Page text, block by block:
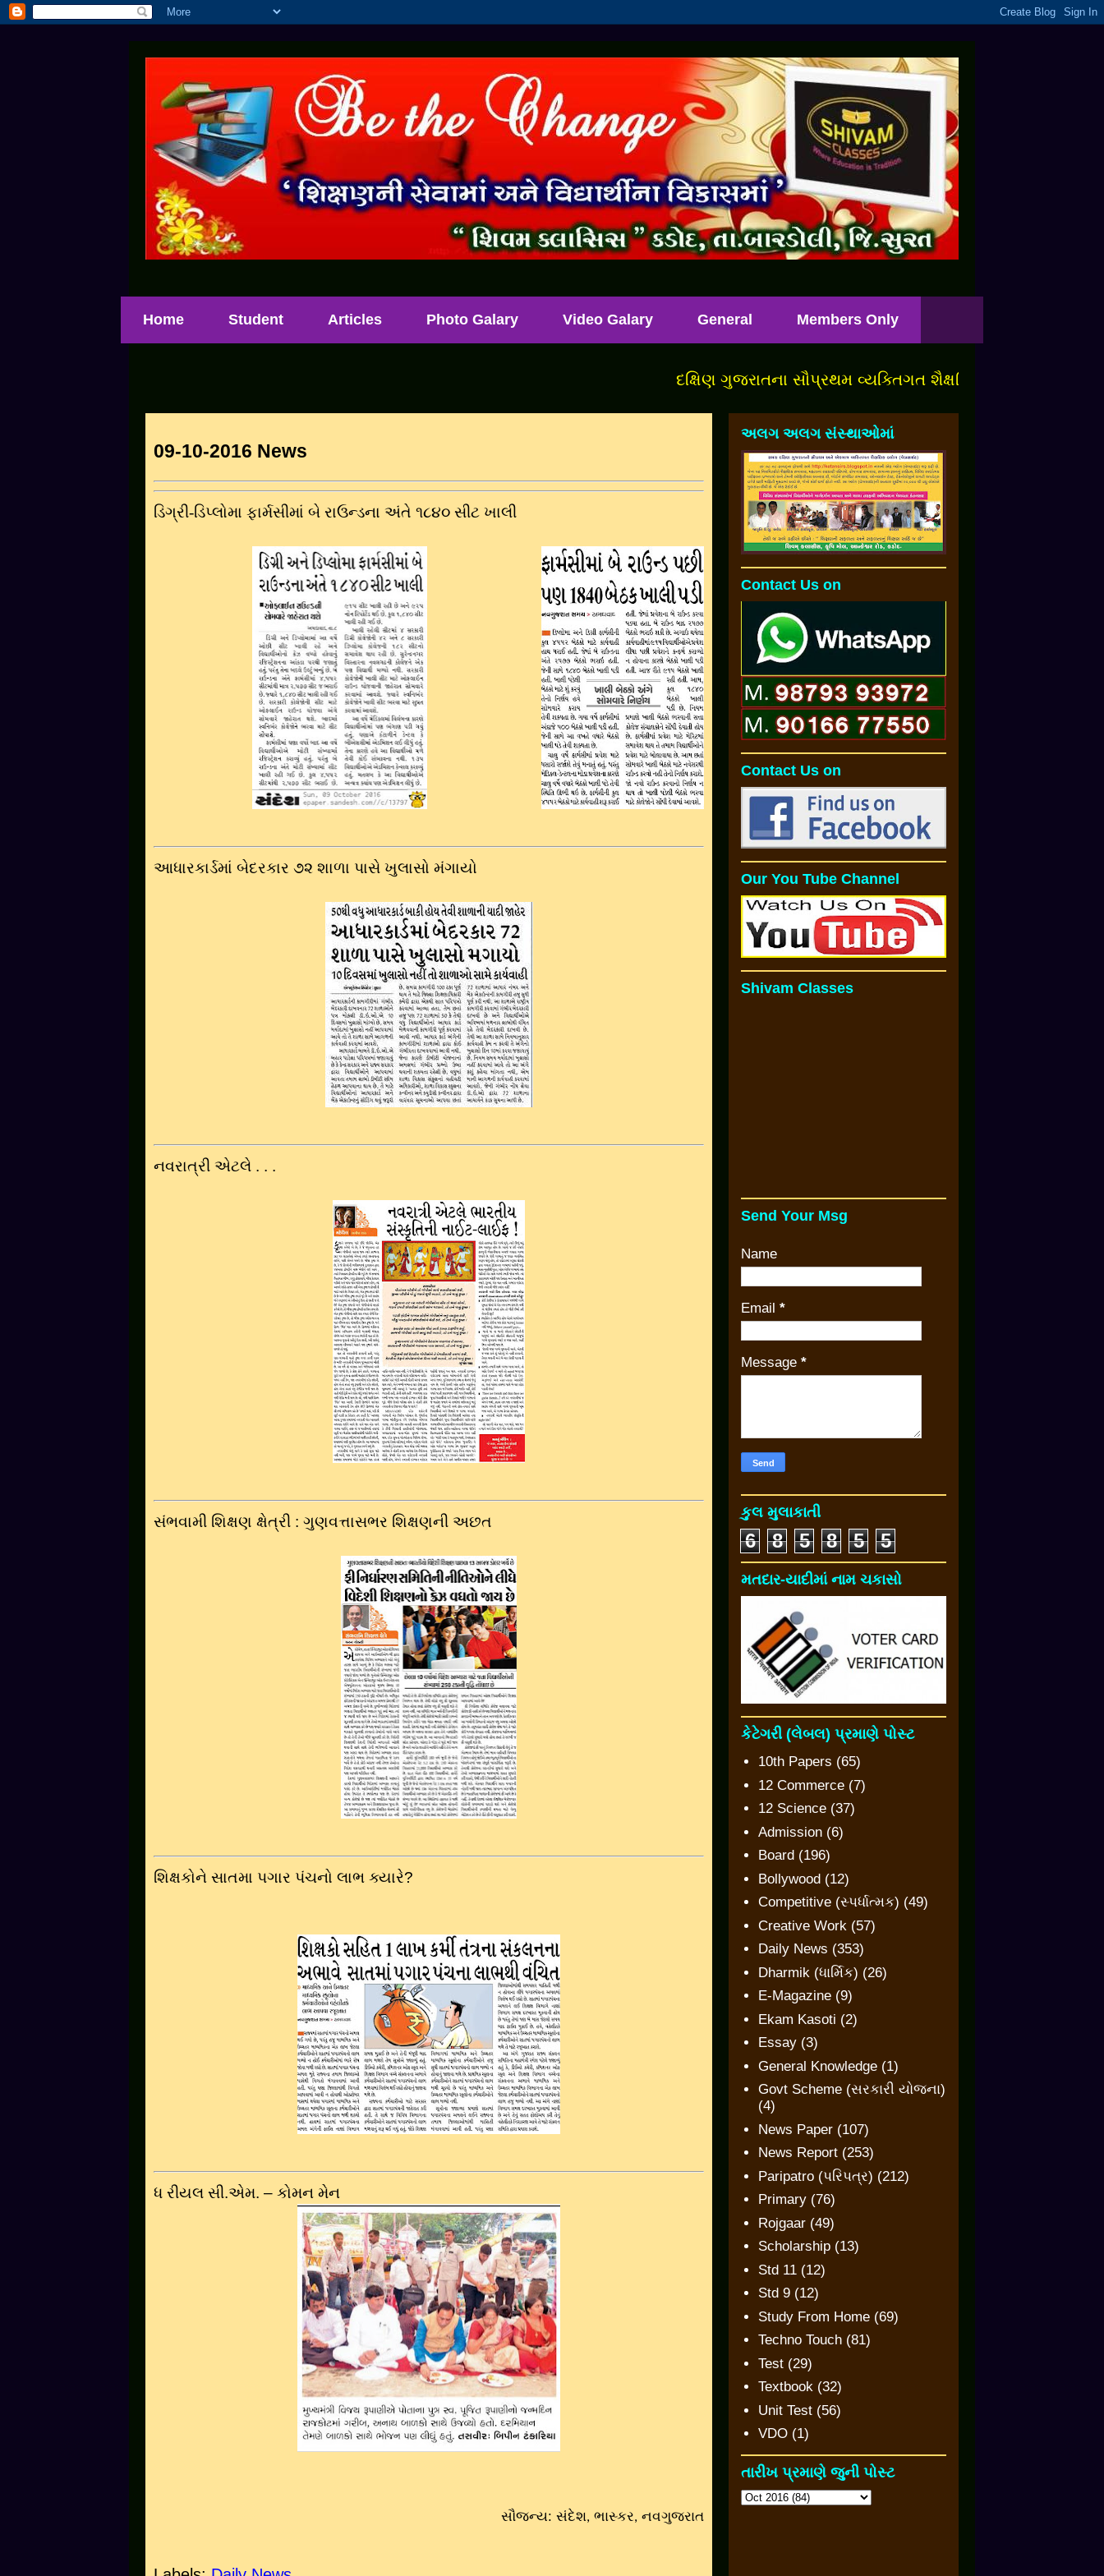
Home Student Articles Photo Galary Video Galary General Members Only
દક્ષિણ ગુજરાતના સૌપ્રથમ વ્યક્તિગત શૈક્ષણિક બ્લોગમાં આપનુંં સ્વાગત
09-10-2016 News
ડિગ્રી-ડિપ્લોમા ફાર્મસીમાં બે રાઉન્ડના અંતે ૧૮૪૦ સીટ ખાલી
આધારકાર્ડમાં બેદરકાર ૭૨ શાળા પાસે ખુલાસો મંગાયો
નવરાત્રી એટલે . . .
સંભવામી શિક્ષણ ક્ષેત્રી : ગુણવત્તાસભર શિક્ષણની અછત
શિક્ષકોને સાતમા પગાર પંચનો લાભ ક્યારે?
ધ રીયલ સી.એમ. – કોમન મેન
સૌજન્ય: સંદેશ, ભાસ્કર, નવગુજરાત
અલગ અલગ સંસ્થાઓમાં
Contact Us on
Contact Us on
Our You Tube Channel
Shivam Classes
Send Your Msg
Name
Email *
Message *
કુલ મુલાકાતી
6 8 5 8 5 5
મતદાર-યાદીમાં નામ ચકાસો
કેટેગરી (લેબલ) પ્રમાણે પોસ્ટ
10th Papers (65)
12 Commerce (7)
12 Science (37)
Admission (6)
Board (196)
Bollywood (12)
Competitive (સ્પર્ધાત્મક) (49)
Creative Work (57)
Daily News (353)
Dharmik (ધાર્મિક) (26)
E-Magazine (9)
Ekam Kasoti (2)
Essay (3)
General Knowledge (1)
Govt Scheme (સરકારી યોજના)
(4)
News Paper (107)
News Report (253)
Paripatro (પરિપત્ર) (212)
Primary (76)
Rojgaar (49)
Scholarship (13)
Std 11 (12)
Std 9 (12)
Study From Home (69)
Techno Touch (81)
Test (29)
Textbook (32)
Unit Test (56)
VDO (1)
તારીખ પ્રમાણે જુની પોસ્ટ